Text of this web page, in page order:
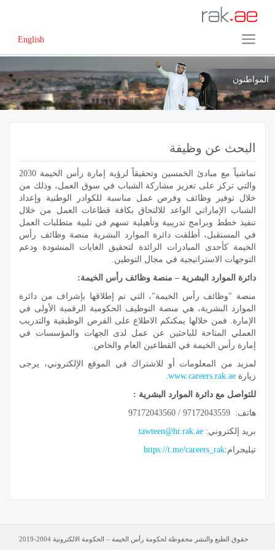
English
المواطنون
البحث عن وظيفة
تماشياً مع مبادئ الخمسين وتحقيقاً لرؤية إمارة رأس الخيمة 2030
والتي تركز على تعزيز مشاركة الشباب في سوق العمل، وذلك من
خلال توفير وظائف وفرص عمل مناسبة للكوادر الوطنية وإعداد
الشباب الإماراتي الواعد للالتحاق بكافة قطاعات العمل من خلال
تنفيذ خطط وبرامج تدريبية وتأهيلية تسهم في تلبية متطلبات العمل
في المستقبل، أطلقت دائرة الموارد البشرية منصة وظائف رأس
الخيمة كأحدى المبادرات الرائدة لتحقيق الغايات المنشودة ودعم
التوجهات الاستراتيجية في مجال التوطين.
دائرة الموارد البشرية – منصة وظائف رأس الخيمة:
منصة "وظائف رأس الخيمة"، التي تم إطلاقها بإشراف من دائرة
الموارد البشرية، هي منصة التوظيف الحكومية الرقمية الأولى في
الإمارة. فمن خلالها يمكنكم الاطلاع على الفرص الوظيفية والتدريب
العملي المتاحة للباحثين عن عمل لدى الجهات والمؤسسات في
إمارة رأس الخيمة في القطاعين العام والخاص.
لمزيد من المعلومات أو للاشتراك في الموقع الإلكتروني، يرجى
زيارة www.careers.rak.ae
.
للتواصل مع دائرة الموارد البشرية :
هاتف: 97172043559 / 97172043560
بريد إلكتروني: tawteen@hr.rak.ae
تيليجرام:https://t.me/careers_rak
حقوق الطبع والنشر محفوظة لحكومة رأس الخيمة – الحكومة الالكترونية 2004-2019